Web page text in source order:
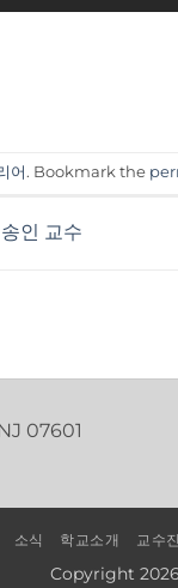
어 . Bookmark the
인 교수
07601
소식 학교소개 교수진
Copyright